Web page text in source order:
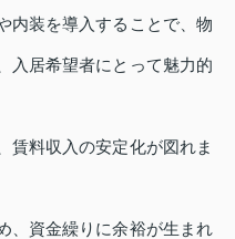
内装を導入することで、物
入居希望者にとって魅力的
賃料収入の安定化が図れま
、資金繰りに余裕が生まれ